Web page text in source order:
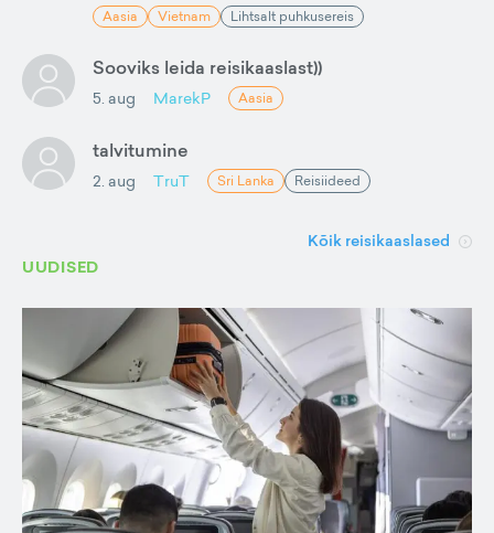
Aasia Vietnam Lihtsalt puhkusereis
Sooviks leida reisikaaslast))
5. aug MarekP Aasia
talvitumine
2. aug TruT Sri Lanka Reisiideed
Kõik reisikaaslased
UUDISED